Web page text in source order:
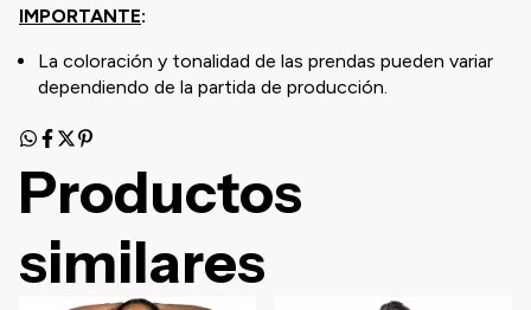
IMPORTANTE:
La coloración y tonalidad de las prendas pueden variar
dependiendo de la partida de producción.
Productos
similares